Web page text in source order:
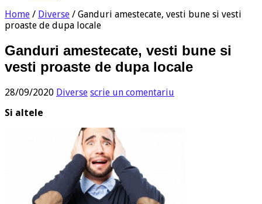
Home / Diverse / Ganduri amestecate, vesti bune si vesti
proaste de dupa locale
Ganduri amestecate, vesti bune si
vesti proaste de dupa locale
28/09/2020 Diverse scrie un comentariu
Si altele